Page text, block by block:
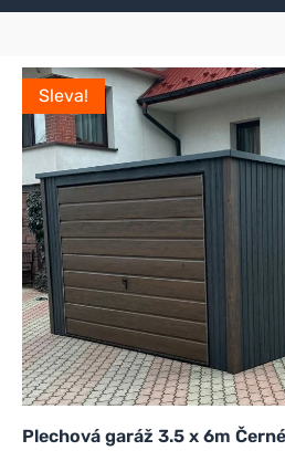
Sleva!
Plechová garáž 3.5 x 6m